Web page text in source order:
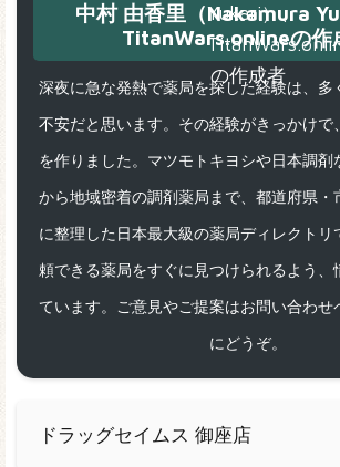
中村 由香里（Nakamura
TitanWars.onlineの作
深夜に急な発熱で薬局を探した経験は、多
不安だと思います。その経験がきっかけで
を作りました。マツモトキヨシや日本調剤
から地域密着の調剤薬局まで、都道府県・
に整理した日本最大級の薬局ディレクトリ
頼できる薬局をすぐに見つけられるよう、
ています。ご意見やご提案はお問い合わせ
にどうぞ。
ドラッグセイムス 御座店